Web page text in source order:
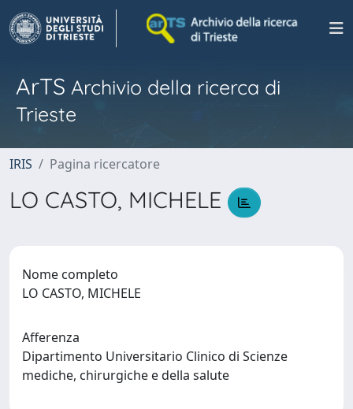
ArTS Archivio della ricerca di
Trieste
IRIS Pagina ricercatore
LO CASTO, MICHELE
Nome completo
LO CASTO, MICHELE
Afferenza
Dipartimento Universitario Clinico di Scienze
mediche, chirurgiche e della salute